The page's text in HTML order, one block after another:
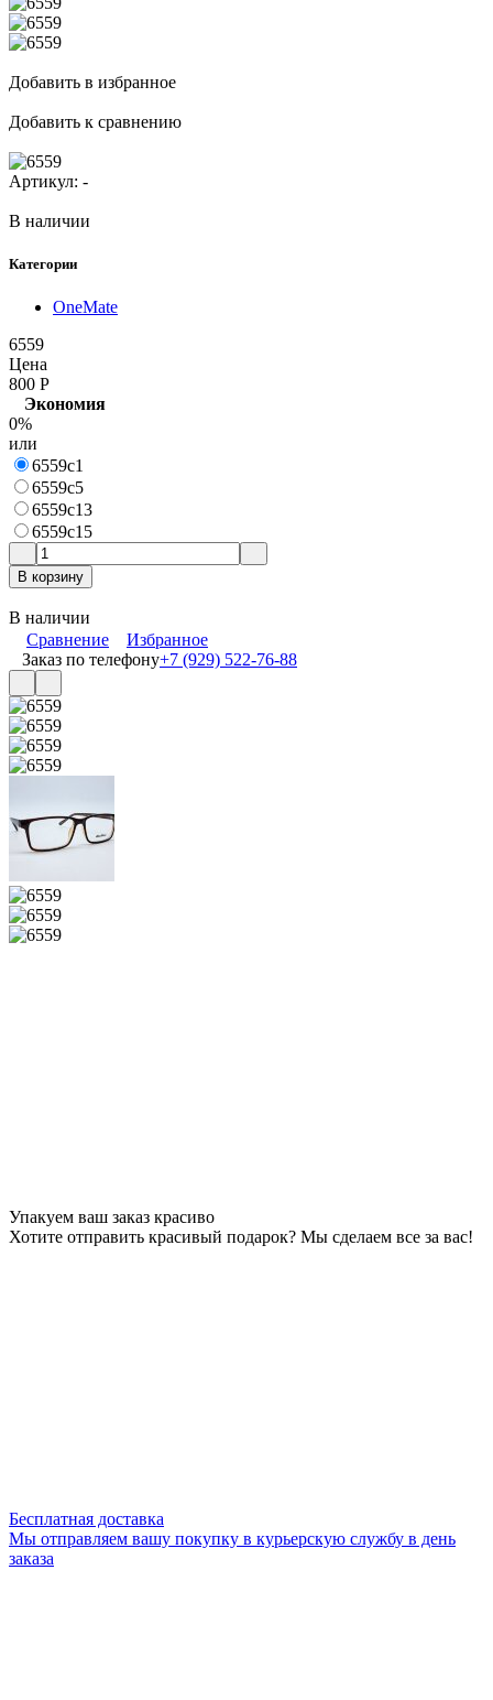
Добавить в избранное
Добавить к сравнению
Артикул: -
В наличии
Категории
OneMate
6559
Цена
800 Р
Экономия
0%
или
6559c1
6559c5
6559c13
6559c15
В корзину
В наличии
Сравнение
Избранное
Заказ по телефону+7 (929) 522-76-88
Упакуем ваш заказ красиво
Хотите отправить красивый подарок? Мы сделаем все за вас!
Бесплатная доставка
Мы отправляем вашу покупку в курьерскую службу в день
заказа